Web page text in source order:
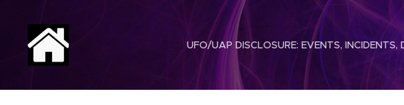
UFO/UAP DISCLOSURE: EVENTS,